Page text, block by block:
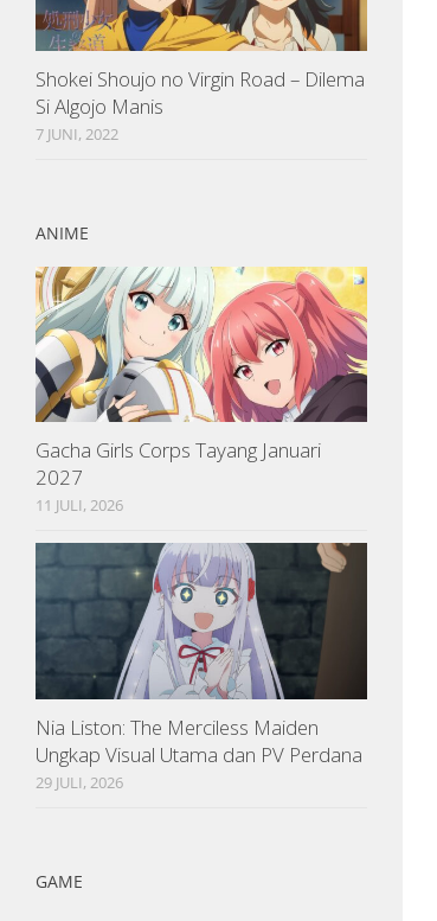
Shokei Shoujo no Virgin Road – Dilema
Si Algojo Manis
7 JUNI, 2022
ANIME
Gacha Girls Corps Tayang Januari
2027
11 JULI, 2026
Nia Liston: The Merciless Maiden
Ungkap Visual Utama dan PV Perdana
29 JULI, 2026
GAME